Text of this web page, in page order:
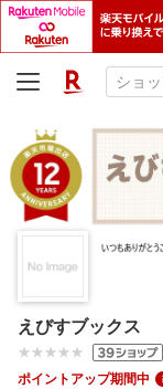
えびすブックス
ポイントアップ期間中